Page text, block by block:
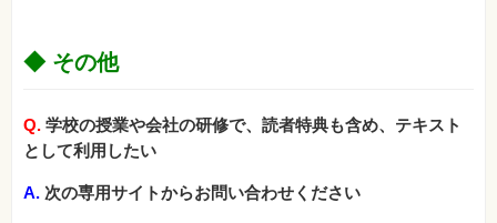
◆ その他
Q. 学校の授業や会社の研修で、読者特典も含め、テキスト
として利用したい
A. 次の専用サイトからお問い合わせください